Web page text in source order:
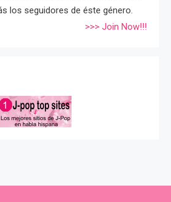
los seguidores de éste género.
>>> Join Now!!!